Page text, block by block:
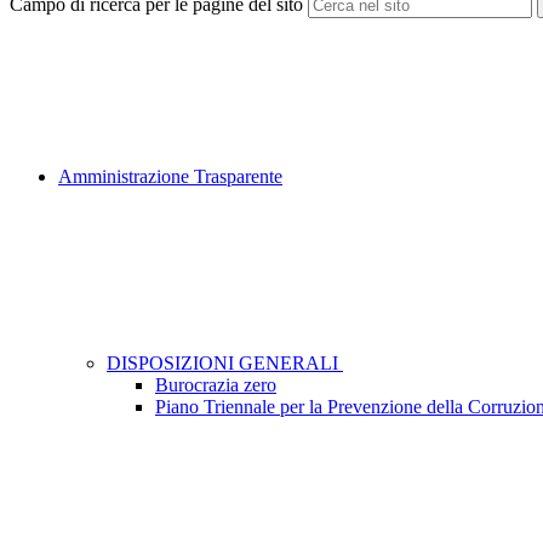
Campo di ricerca per le pagine del sito
Amministrazione Trasparente
DISPOSIZIONI GENERALI
Burocrazia zero
Piano Triennale per la Prevenzione della